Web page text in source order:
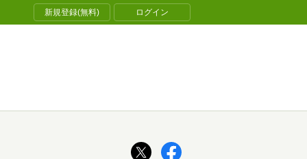
新規登録(無料) ログイン